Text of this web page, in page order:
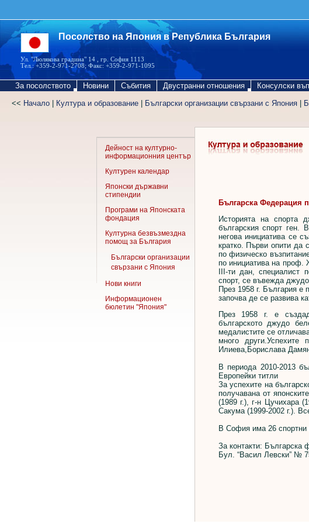
Посолство на Япония в Република България
Ул. "Люлякова градина" 14 , гр. София 1113
Тел.: +359-2-971-2708; Факс: +359-2-971-1095
За посолството Новини Събития Двустранни отношения Консулски
<< Начало Култура и образование Български организации свързани с Япония
Дейност на културно-
информационния център
Културен календар
Японски държавни
стипендии
Програми на Японската
фондация
Културна безвъзмездна
помощ за България
Български организации
свързани с Япония
Нови книги
Информационен
бюлетин "Япония"
Българска Федерация
Историята на спорта
българския спорт
негова инициатива се
кратко. Първи опити да
по физическо
по инициатива на проф.
ІІІ-ти дан,
спорт, се въвежда
През 1958 г. България
започва де се развива
През 1958 г. е
българското джудо
медалистите се
много други.Успехите
Илиева,Борислава
В периода 2010-2013
Европейки титли
За успехите на
получавана от
(1989 г.), г-н Цучихара
Сакума (1999-2002 г.).
В София има 26 спортни
За контакти: Българска
Бул. “Васил Левски” №